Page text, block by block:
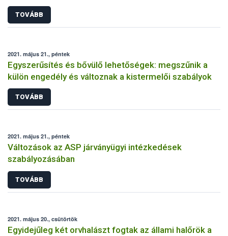
TOVÁBB
2021. május 21., péntek
Egyszerűsítés és bővülő lehetőségek: megszűnik a
külön engedély és változnak a kistermelői szabályok
TOVÁBB
2021. május 21., péntek
Változások az ASP járványügyi intézkedések
szabályozásában
TOVÁBB
2021. május 20., csütörtök
Egyidejűleg két orvhalászt fogtak az állami halőrök a